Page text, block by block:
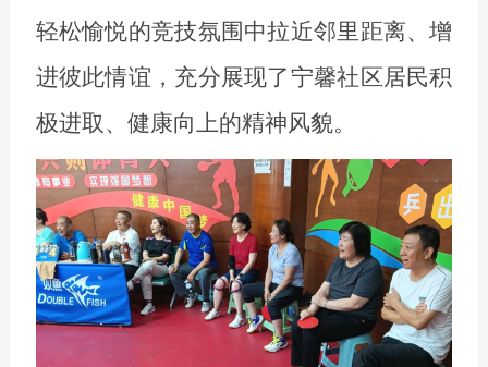
轻松愉悦的竞技氛围中拉近邻里距离、增
进彼此情谊，充分展现了宁馨社区居民积
极进取、健康向上的精神风貌。